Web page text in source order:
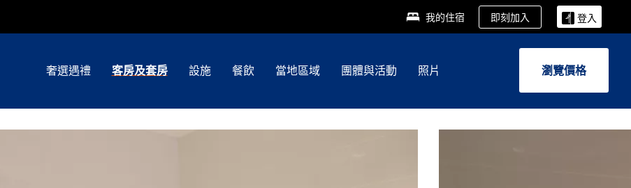
我的住宿 即刻加入 登入
奢選遇禮 客房及套房 設施 餐飲 當地區域 團體與活動 照片 瀏覽價格